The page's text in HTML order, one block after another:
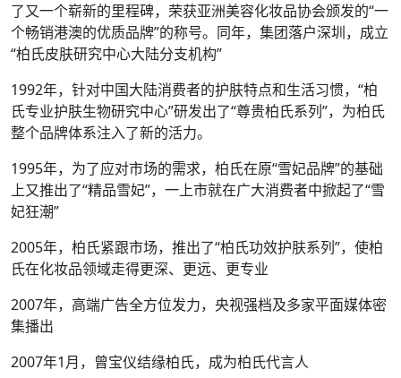
了又一个崭新的里程碑，荣获亚洲美容化妆品协会颁发的“一
个畅销港澳的优质品牌”的称号。同年，集团落户深圳，成立
“柏氏皮肤研究中心大陆分支机构”
1992年，针对中国大陆消费者的护肤特点和生活习惯，“柏
氏专业护肤生物研究中心”研发出了“尊贵柏氏系列”，为柏氏
整个品牌体系注入了新的活力。
1995年，为了应对市场的需求，柏氏在原“雪妃品牌”的基础
上又推出了“精品雪妃”，一上市就在广大消费者中掀起了“雪
妃狂潮”
2005年，柏氏紧跟市场，推出了“柏氏功效护肤系列”，使柏
氏在化妆品领域走得更深、更远、更专业
2007年，高端广告全方位发力，央视强档及多家平面媒体密
集播出
2007年1月，曾宝仪结缘柏氏，成为柏氏代言人